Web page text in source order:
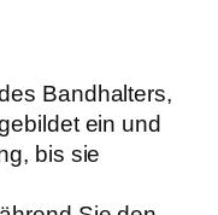
Bandhalters,
ein und
bis sie